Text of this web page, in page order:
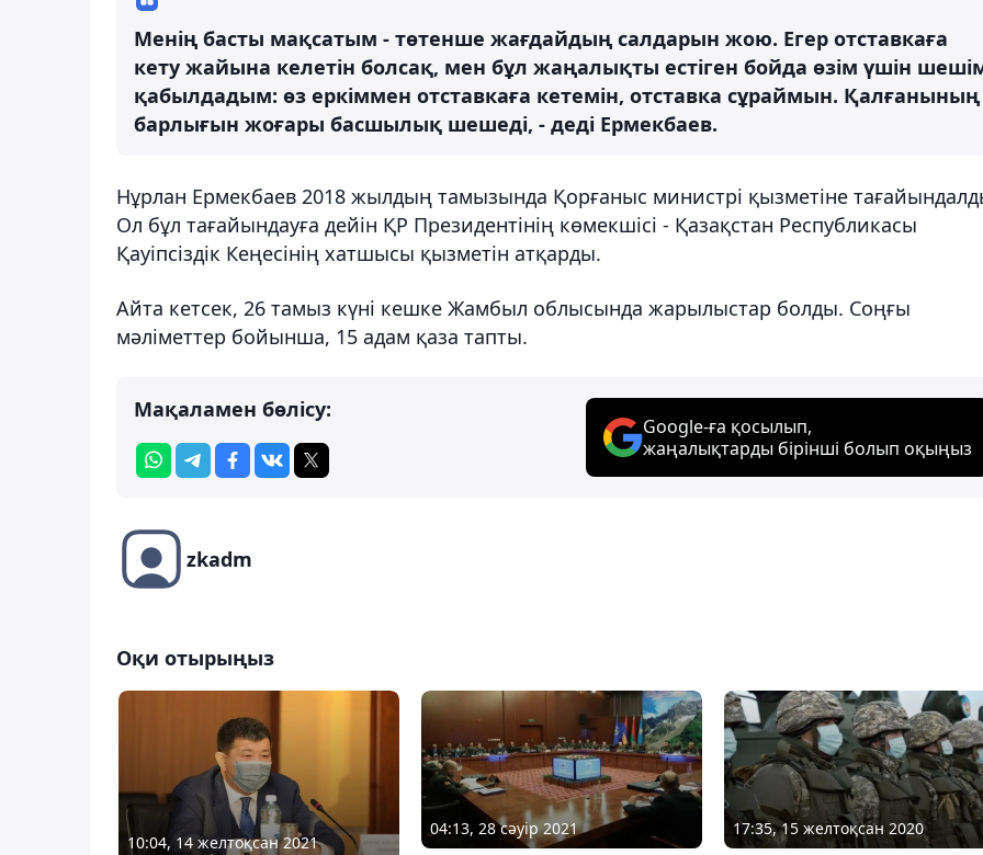
Менің басты мақсатым - төтенше жағдайдың салдарын жою. Егер отставкаға
кету жайына келетін болсақ, мен бұл жаңалықты естіген бойда өзім үшін
қабылдадым: өз еркіммен отставкаға кетемін, отставка сұраймын. Қалғанының
барлығын жоғары басшылық шешеді, - деді Ермекбаев.
Нұрлан Ермекбаев 2018 жылдың тамызында Қорғаныс министрі қызметіне
Ол бұл тағайындауға дейін ҚР Президентінің көмекшісі - Қазақстан Республикасы
Қауіпсіздік Кеңесінің хатшысы қызметін атқарды.
Айта кетсек, 26 тамыз күні кешке Жамбыл облысында жарылыстар болды. Соңғы
мәліметтер бойынша, 15 адам қаза тапты.
Мақаламен бөлісу:
Google-ға қосылып,
жаңалықтарды бірінші болып оқыңыз
zkadm
Оқи отырыңыз
10:04, 14 желтоқсан 2021
04:13, 28 сәуір 2021 17:35, 15 желтоқсан 2020